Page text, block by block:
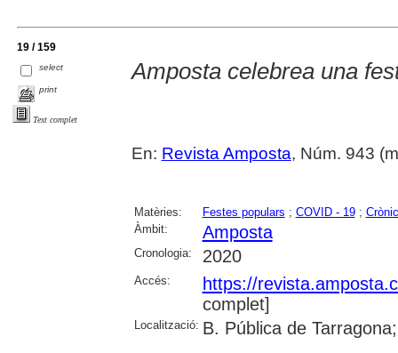
19 / 159
select
print
Text complet
Amposta celebrea una
En: Revista Amposta, Núm. 943
Matèries: Festes populars ; COVID - 19;
Àmbit:
Amposta
Cronologia: 2020
Accés:
https://
complet]
Localització: B. Pública de